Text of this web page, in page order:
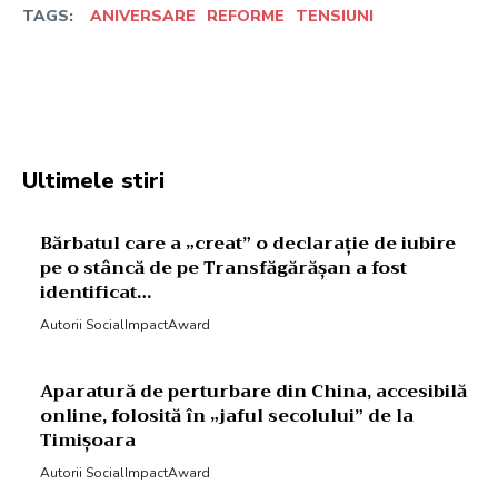
TAGS: ANIVERSARE REFORME TENSIUNI
Ultimele stiri
Bărbatul care a „creat” o declarație de iubire
pe o stâncă de pe Transfăgărășan a fost
identificat…
Autorii SocialImpactAward
Aparatură de perturbare din China, accesibilă
online, folosită în „jaful secolului” de la
Timișoara
Autorii SocialImpactAward